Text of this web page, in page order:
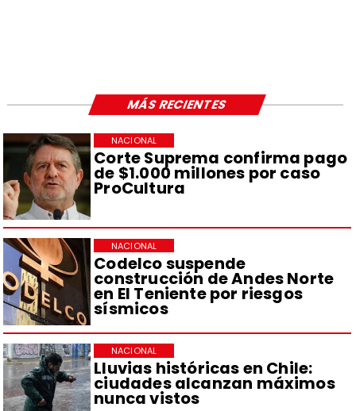
Corte Suprema confirma pago
de $1.000 millones por caso
ProCultura
NACIONAL
Codelco suspende
construcción de Andes Norte
en El Teniente por riesgos
sísmicos
NACIONAL
Lluvias históricas en Chile:
ciudades alcanzan máximos
nunca vistos
NACIONAL
MÁS RECIENTES